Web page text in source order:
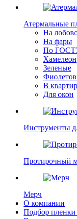
Атермальные
На
На фары
По
Хамелеон
Зеленые
В
Для окон
Инструменты
Протирочный
Мерч
О компании
Подбор пленки